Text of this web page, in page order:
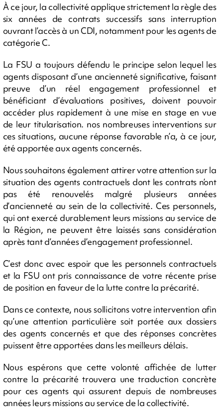
À ce jour, la collectivité applique strictement la règle des
six années de contrats successifs sans interruption
ouvrant l’accès à un CDI, notamment pour les agents de
catégorie C.
La FSU a toujours défendu le principe selon lequel les
agents disposant d’une ancienneté significative, faisant
preuve d’un réel engagement professionnel et
bénéficiant d’évaluations positives, doivent pouvoir
accéder plus rapidement à une mise en stage en vue
de leur titularisation. nos nombreuses interventions sur
ces situations, aucune réponse favorable n’a, à ce jour,
été apportée aux agents concernés.
Nous souhaitons également attirer votre attention sur la
situation des agents contractuels dont les contrats n’ont
pas été renouvelés malgré plusieurs années
d’ancienneté au sein de la collectivité. Ces personnels,
qui ont exercé durablement leurs missions au service de
la Région, ne peuvent être laissés sans considération
après tant d’années d’engagement professionnel.
C’est donc avec espoir que les personnels contractuels
et la FSU ont pris connaissance de votre récente prise
de position en faveur de la lutte contre la précarité.
Dans ce contexte, nous sollicitons votre intervention afin
qu’une attention particulière soit portée aux dossiers
des agents concernés et que des réponses concrètes
puissent être apportées dans les meilleurs délais.
Nous espérons que cette volonté affichée de lutter
contre la précarité trouvera une traduction concrète
pour ces agents qui assurent depuis de nombreuses
années leurs missions au service de la collectivité.